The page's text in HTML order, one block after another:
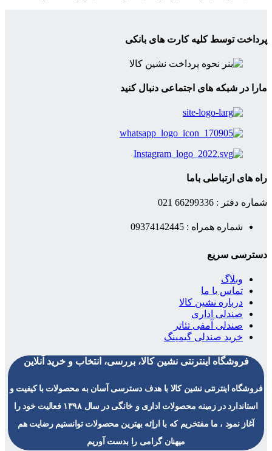
پرداخت توسط کلیه کارت های بانکی
مارا در شبکه های اجتماعی دنبال کنید
راه های ارتباطی باما
شماره دفتر : 66299336 021
شماره همراه : 09374142445
دسترسی سریع
وبلاگ
تماس با ما
درباره نشین کالا
صندلی اداری
صندلی آمفی تئاتر
خرید صندلی گیمینگ
فروشگاه اینترنتی نشین کالا، بررسی، انتخاب و خرید آنلاین
فروشگاه اینترنتی نشین کالا با هدف دسترسی آسان به محصولات با کیفیت و
استاندارد در زمینه محصولات اداری و خانگی در سال ۱۳۹۸ فعالیت خود را
آغاز نمود ، ما مفتخریم که با اراِئه بهترین محصولات توانستیم رضایت هم
میهنان گرامی را بدست آوریم